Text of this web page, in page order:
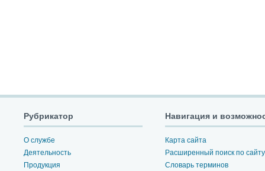
Рубрикатор
О службе
Деятельность
Продукция
Навигация и
Карта сайта
Расширенный поиск по сайту
Словарь терминов